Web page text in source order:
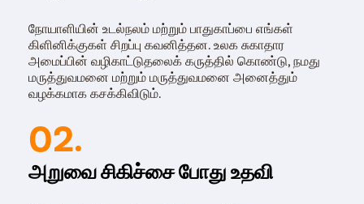
நோயாளியின் உடல்நலம் மற்றும் பாதுகாப்பை எங்கள்
கிளினிக்குகள் சிறப்பு கவனித்தன. உலக சுகாதார
அமைப்பின் வழிகாட்டுதலைக் கருத்தில் கொண்டு, நமது
மருத்துவமனை மற்றும் மருத்துவமனை அனைத்தும்
வழக்கமாக கசக்கிவிடும்.
02.
அறுவை சிகிச்சை போது உதவி